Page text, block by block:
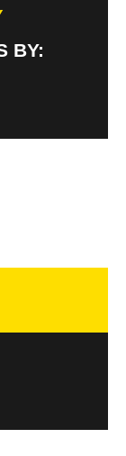
BY: